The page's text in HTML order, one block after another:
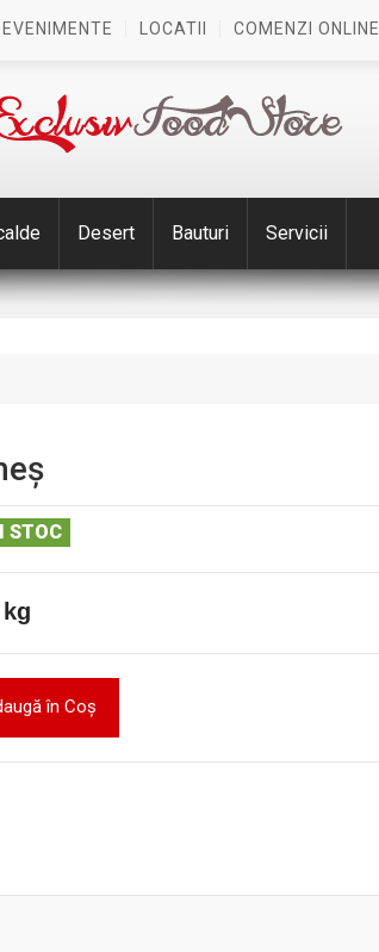
EVENIMENTE LOCATII COMENZI ONLINE
Desert Bauturi Servicii
STOC
în Coş